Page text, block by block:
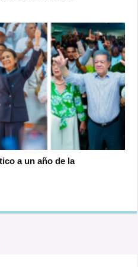
a un año de la